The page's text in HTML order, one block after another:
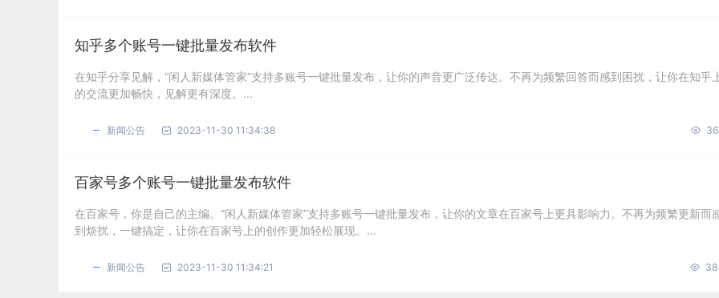
知乎多个账号一键批量发布软件
在知乎分享见解，“闲人新媒体管家”支持多账号一键批量发布，让你的声音更广泛传达。不再为频繁回答而感到困扰，让你在知乎
的交流更加畅快，见解更有深度。...
新闻公告 2023-11-30 11:34:38
百家号多个账号一键批量发布软件
在百家号，你是自己的主编。“闲人新媒体管家”支持多账号一键批量发布，让你的文章在百家号上更具影响力。不再为频繁更新而
到烦扰，一键搞定，让你在百家号上的创作更加轻松展现。...
新闻公告 2023-11-30 11:34:21